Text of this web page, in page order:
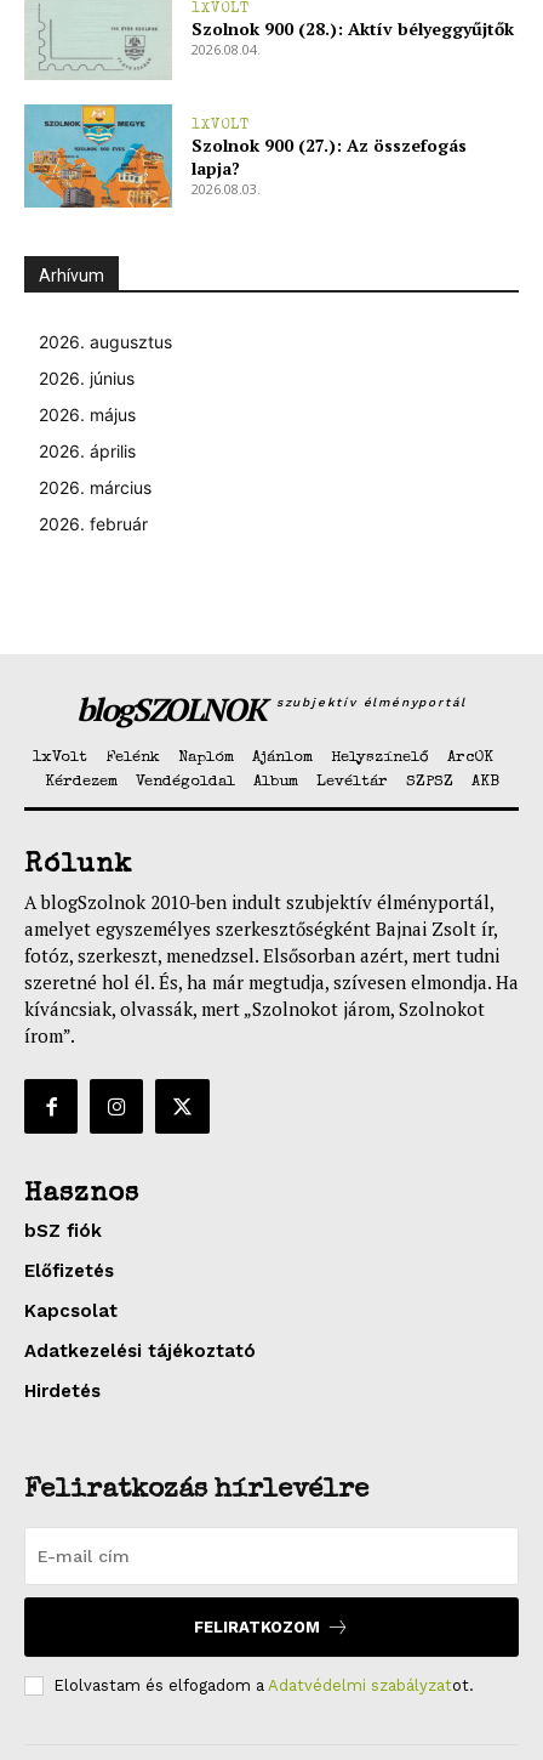
szubjektív élményportál
Kapcsolat
Hirdetés
1XVOLT
Szolnok 900 (28.): Aktív bélyeggyűjtők
2026.08.04.
1XVOLT
Szolnok 900 (27.): Az összefogás
lapja?
2026.08.03.
Arhívum
2026. augusztus
2026. június
2026. május
2026. április
2026. március
2026. február
blogSZOLNOK szubjektív élményportál
1xVolt Felénk Naplóm Ajánlom Helyszínelő
ArcOK
Kérdezem
Vendégoldal Album Levéltár SZPSZ AKB
Rólunk
A blogSzolnok 2010-ben indult szubjektív élményportál,
amelyet egyszemélyes szerkesztőségként Bajnai Zsolt ír,
fotóz, szerkeszt, menedzsel. Elsősorban azért, mert tudni
szeretné hol él. És, ha már megtudja, szívesen elmondja. Ha
kíváncsiak, olvassák, mert „Szolnokot járom, Szolnokot
írom”.
Hasznos
bSZ fiók
Előfizetés
Kapcsolat
Adatkezelési tájékoztató
Hirdetés
Feliratkozás hírlevélre
FELIRATKOZOM
Elolvastam és elfogadom a Adatvédelmi szabályzatot.